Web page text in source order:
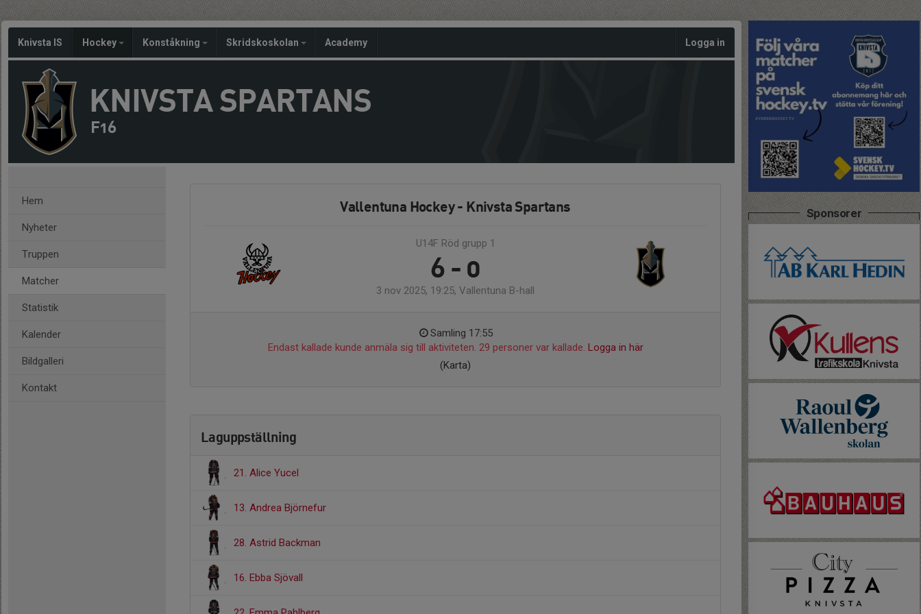
Knivsta IS Hockey Konståkning Skridskoskolan Academy Logga in
KNIVSTA SPARTANS
F16
Hem
Nyheter
Truppen
Matcher
Statistik
Kalender
Bildgalleri
Kontakt
Vallentuna Hockey - Knivsta Spartans
U14F Röd grupp 1
6 - 0
3 nov 2025, 19:25, Vallentuna B-hall
Samling 17:55
Endast kallade kunde anmäla sig till aktiviteten. 29 personer var kallade. Logga in här
(Karta)
Laguppställning
21. Alice Yucel
13. Andrea Björnefur
28. Astrid Backman
16. Ebba Sjövall
Sponsorer